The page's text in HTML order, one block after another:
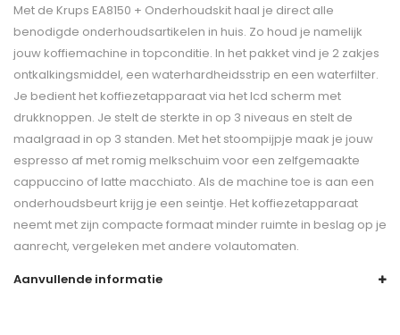
Met de Krups EA8150 + Onderhoudskit haal je direct alle
benodigde onderhoudsartikelen in huis. Zo houd je namelijk
jouw koffiemachine in topconditie. In het pakket vind je 2 zakjes
ontkalkingsmiddel, een waterhardheidsstrip en een waterfilter.
Je bedient het koffiezetapparaat via het lcd scherm met
drukknoppen. Je stelt de sterkte in op 3 niveaus en stelt de
maalgraad in op 3 standen. Met het stoompijpje maak je jouw
espresso af met romig melkschuim voor een zelfgemaakte
cappuccino of latte macchiato. Als de machine toe is aan een
onderhoudsbeurt krijg je een seintje. Het koffiezetapparaat
neemt met zijn compacte formaat minder ruimte in beslag op je
aanrecht, vergeleken met andere volautomaten.
Aanvullende informatie